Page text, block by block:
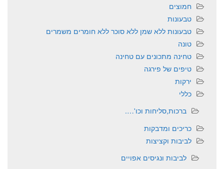
חמוצים
טבעונות
טבעונות ללא שמן ללא סוכר ללא חומרים משמרים
טונה
טחינה מתכונים עם טחינה
טיפים של פירגה
ירקות
כללי
ברכות,סליחות וכו'….
כריכים ומדבקות
לביבות וקציצות
לביבות ונגיסים אפויים